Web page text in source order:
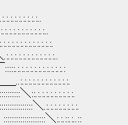
＼:.:.::.:..::